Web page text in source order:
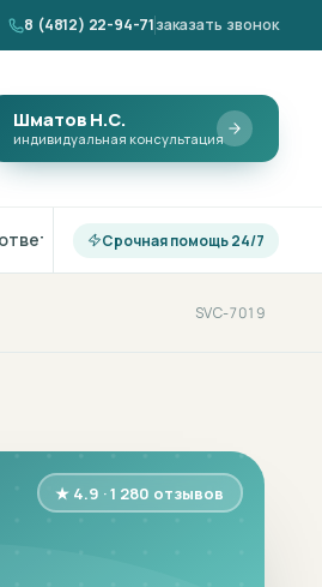
8 (4812) 22-94-71заказать звонок
Шматов Н.С.
индивидуальная консультация
Срочная помощь 24/7
SVC-7019
★ 4.9 · 1 280 отзывов